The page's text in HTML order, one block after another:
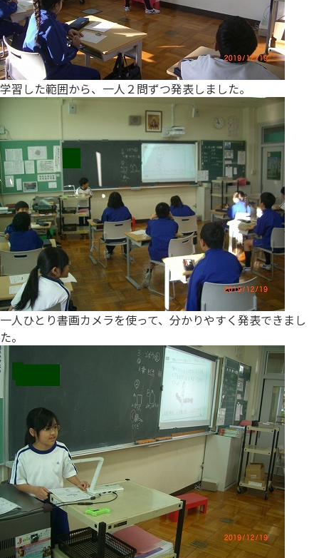
学習した範囲から、一人２問ずつ発表しました。
一人ひとり書画カメラを使って、分かりやすく発表できまし
た。